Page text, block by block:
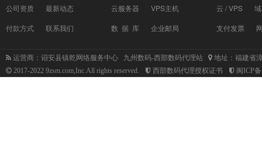
公司资质
最新动态
付款方式
联系我们
云服务器
VPS主机
数 据 库
企业邮局
云 / VPS
支付发票
运营商：诏安县镇乾网络服务中心 九州数码-西部数码代理站
地址：福建省
2017-2022 9zsm.com,Inc.All rights reserved.
西部数码代理授权证书 闽ICP